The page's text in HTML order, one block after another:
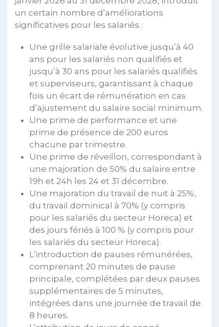
un certain nombre d’améliorations
significatives pour les salariés :
Une grille salariale évolutive jusqu’à 40
ans pour les salariés non qualifiés et
jusqu’à 30 ans pour les salariés qualifiés
et superviseurs, garantissant à chaque
fois un écart de rémunération en cas
d’ajustement du salaire social minimum.
Une prime de performance et une
prime de présence de 200 euros
chacune par trimestre.
Une prime de réveillon, correspondant à
une majoration de 50% du salaire entre
19h et 24h les 24 et 31 décembre.
Une majoration du travail de nuit à 25%,
du travail dominical à 70% (y compris
pour les salariés du secteur Horeca) et
des jours fériés à 100 % (y compris pour
les salariés du secteur Horeca).
L’introduction de pauses rémunérées,
comprenant 20 minutes de pause
principale, complétées par deux pauses
supplémentaires de 5 minutes,
intégrées dans une journée de travail de
8 heures.